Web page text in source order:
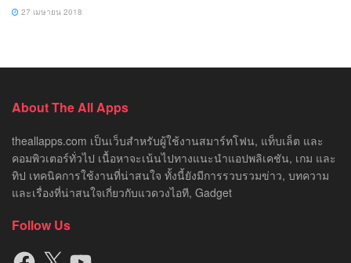
27 เมษายน 2018
About The All Apps
theallapps.com เป็นเว็บสำหรับผู้ใช้งานสมาร์ทโฟน, แท็บเล็ต และ
คอมพิวเตอร์ทั่วไป เนื้อหาจะเน้นไปทางแนะนำแอปพลิเคชัน, เกม และ
ทิป เทคนิคการใช้งานที่น่าสนใจ ทั้งนี้ยังมีการรวบรวมข่าว, บทความ
และเรื่องที่น่าสนใจเกี่ยวกับแวดวงไอที, Gadget
Follow Us
Facebook
X YouTube